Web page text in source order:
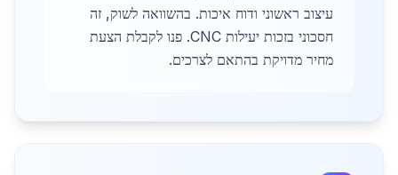
עיצוב ראשוני ודוח איכות. בהשוואה לשוק, זה
חסכוני בזכות יעילות CNC. פנו לקבלת הצעת
מחיר מדויקת בהתאם לצרכים.